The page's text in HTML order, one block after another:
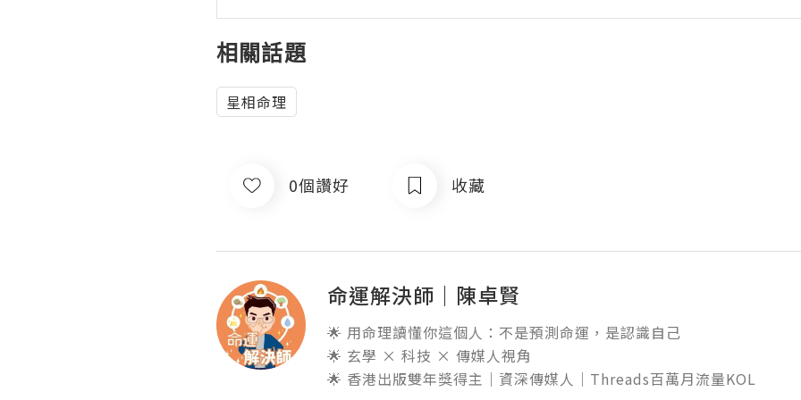
相關話題
星相命理
0個讚好 收藏
命運解決師｜陳卓賢
🌟 用命理讀懂你這個人：不是預測命運，是認識自己
🌟 玄學 × 科技 × 傳媒人視角
🌟 香港出版雙年獎得主｜資深傳媒人｜Threads百萬月流量KOL